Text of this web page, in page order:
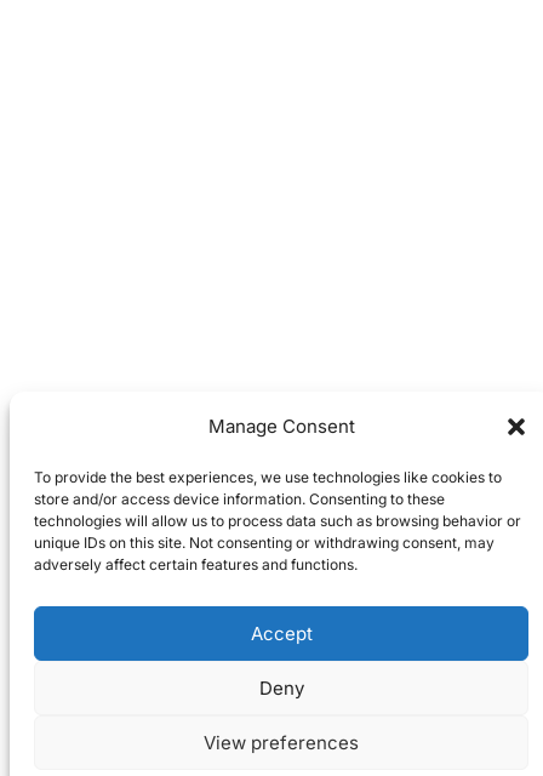
Manage Consent
To provide the best experiences, we use technologies like cookies to
store and/or access device information. Consenting to these
technologies will allow us to process data such as browsing behavior or
unique IDs on this site. Not consenting or withdrawing consent, may
adversely affect certain features and functions.
Accept
Deny
View preferences